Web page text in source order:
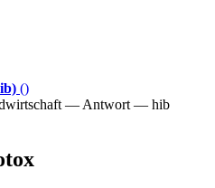
()
— Antwort — hib